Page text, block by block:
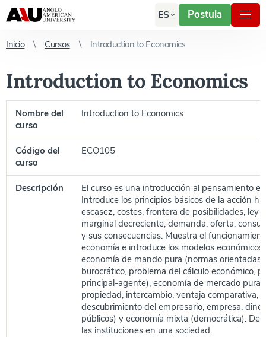
ES Postula
Inicio Cursos Introduction to Economics
Introduction to Economics
Nombre del
curso
Introduction to Economics
Código del
curso
ECO105
Descripción
El curso es una introducción al pensamiento
Introduce los principios básicos de la acción
escasez, costes, frontera de posibilidades, ley
marginal decreciente, demanda, oferta,
y sus consecuencias. Muestra el
economía e introduce los modelos económicos
economía de mando pura (normas orientadas
burocrático, problema del cálculo económico,
principal-agente), economía de mercado pura
propiedad, intercambio, ventaja comparativa,
descubrimiento del empresario, empresa,
públicos) y economía mixta (democrática).
las instituciones en una sociedad.